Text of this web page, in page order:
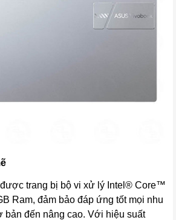
trang bị bộ vi xử lý Intel® Core™
Ram, đảm bảo đáp ứng tốt mọi nhu
bản đến nâng cao. Với hiệu suất